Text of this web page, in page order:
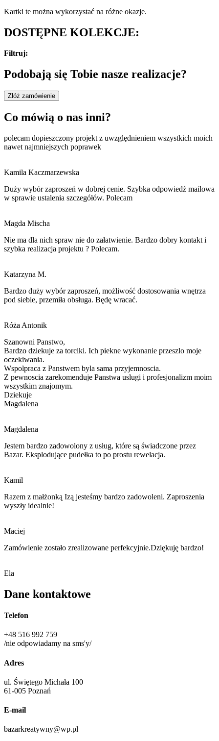
Kartki te można wykorzystać na różne okazje.
DOSTĘPNE KOLEKCJE:
Filtruj:
Podobają się Tobie nasze realizacje?
Złóż zamówienie
Co mówią o nas inni?
polecam dopieszczony projekt z uwzględnieniem wszystkich moich
nawet najmniejszych poprawek
Kamila Kaczmarzewska
Duży wybór zaproszeń w dobrej cenie. Szybka odpowiedź mailowa
w sprawie ustalenia szczegółów. Polecam
Magda Mischa
Nie ma dla nich spraw nie do załatwienie. Bardzo dobry kontakt i
szybka realizacja projektu ? Polecam.
Katarzyna M.
Bardzo duży wybór zaproszeń, możliwość dostosowania wnętrza
pod siebie, przemiła obsługa. Będę wracać.
Róża Antonik
Szanowni Panstwo,
Bardzo dziekuje za torciki. Ich piekne wykonanie przeszlo moje
oczekiwania.
Wspolpraca z Panstwem byla sama przyjemnoscia.
Z pewnoscia zarekomenduje Panstwa uslugi i profesjonalizm moim
wszystkim znajomym.
Dziekuje
Magdalena
Magdalena
Jestem bardzo zadowolony z usług, które są świadczone przez
Bazar. Eksplodujące pudełka to po prostu rewelacja.
Kamil
Razem z małżonką Izą jesteśmy bardzo zadowoleni. Zaproszenia
wyszły idealnie!
Maciej
Zamówienie zostało zrealizowane perfekcyjnie.Dziękuję bardzo!
Ela
Dane kontaktowe
Telefon
+48 516 992 759
/nie odpowiadamy na sms'y/
Adres
ul. Świętego Michała 100
61-005 Poznań
E-mail
bazarkreatywny@wp.pl